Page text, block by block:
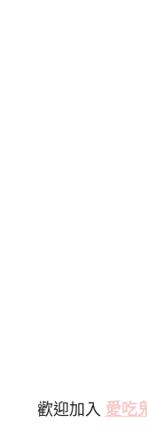
歡迎加入 愛吃